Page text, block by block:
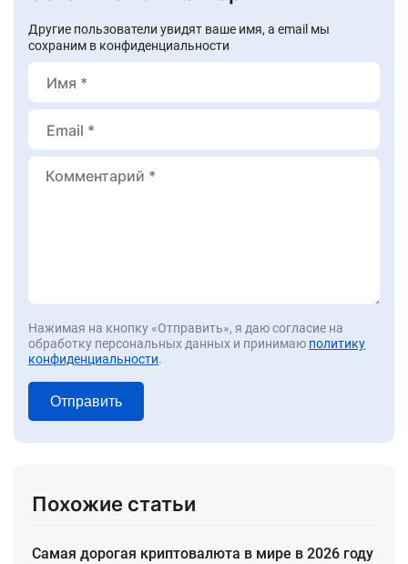
Другие пользователи увидят ваше имя, а email мы
сохраним в конфиденциальности
Нажимая на кнопку «Отправить», я даю согласие на
обработку персональных данных и принимаю политику
конфиденциальности.
Отправить
Похожие статьи
Самая дорогая криптовалюта в мире в 2026 году